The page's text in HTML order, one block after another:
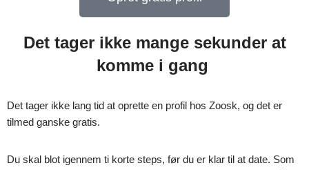
Det tager ikke mange sekunder at
komme i gang
Det tager ikke lang tid at oprette en profil hos Zoosk, og det er
tilmed ganske gratis.
Du skal blot igennem ti korte steps, før du er klar til at date. Som